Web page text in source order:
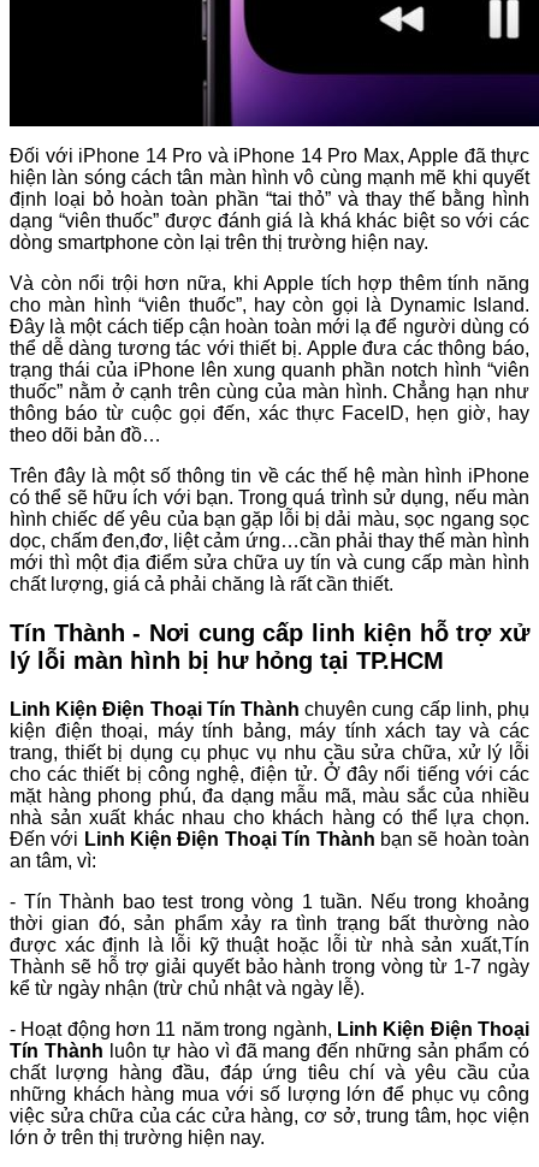
Đối với iPhone 14 Pro và iPhone 14 Pro Max, Apple đã thực
hiện làn sóng cách tân màn hình vô cùng mạnh mẽ khi quyết
định loại bỏ hoàn toàn phần “tai thỏ” và thay thế bằng hình
dạng “viên thuốc” được đánh giá là khá khác biệt so với các
dòng smartphone còn lại trên thị trường hiện nay.
Và còn nổi trội hơn nữa, khi Apple tích hợp thêm tính năng
cho màn hình “viên thuốc”, hay còn gọi là Dynamic Island.
Đây là một cách tiếp cận hoàn toàn mới lạ để người dùng có
thể dễ dàng tương tác với thiết bị. Apple đưa các thông báo,
trạng thái của iPhone lên xung quanh phần notch hình “viên
thuốc” nằm ở cạnh trên cùng của màn hình. Chẳng hạn như
thông báo từ cuộc gọi đến, xác thực FaceID, hẹn giờ, hay
theo dõi bản đồ…
Trên đây là một số thông tin về các thế hệ màn hình iPhone
có thể sẽ hữu ích với bạn. Trong quá trình sử dụng, nếu màn
hình chiếc dế yêu của bạn gặp lỗi bị dải màu, sọc ngang sọc
dọc, chấm đen,đơ, liệt cảm ứng…cần phải thay thế màn hình
mới thì một địa điểm sửa chữa uy tín và cung cấp màn hình
chất lượng, giá cả phải chăng là rất cần thiết.
Tín Thành - Nơi cung cấp linh kiện hỗ trợ xử
lý lỗi màn hình bị hư hỏng tại TP.HCM
Linh Kiện Điện Thoại Tín Thành chuyên cung cấp linh, phụ
kiện điện thoại, máy tính bảng, máy tính xách tay và các
trang, thiết bị dụng cụ phục vụ nhu cầu sửa chữa, xử lý lỗi
cho các thiết bị công nghệ, điện tử. Ở đây nổi tiếng với các
mặt hàng phong phú, đa dạng mẫu mã, màu sắc của nhiều
nhà sản xuất khác nhau cho khách hàng có thể lựa chọn.
Đến với Linh Kiện Điện Thoại Tín Thành bạn sẽ hoàn toàn
an tâm, vì:
- Tín Thành bao test trong vòng 1 tuần. Nếu trong khoảng
thời gian đó, sản phẩm xảy ra tình trạng bất thường nào
được xác định là lỗi kỹ thuật hoặc lỗi từ nhà sản xuất,Tín
Thành sẽ hỗ trợ giải quyết bảo hành trong vòng từ 1-7 ngày
kể từ ngày nhận (trừ chủ nhật và ngày lễ).
- Hoạt động hơn 11 năm trong ngành, Linh Kiện Điện Thoại
Tín Thành
luôn tự hào vì đã mang đến những sản phẩm có
chất lượng hàng đầu, đáp ứng tiêu chí và yêu cầu của
những khách hàng mua với số lượng lớn để phục vụ công
việc sửa chữa của các cửa hàng, cơ sở, trung tâm, học viện
lớn ở trên thị trường hiện nay.